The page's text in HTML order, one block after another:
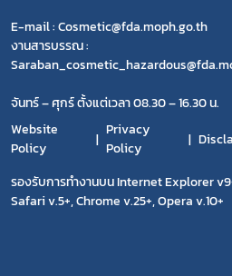
E-mail : Cosmetic@fda.moph.go.th
งานสารบรรณ :
จันทร์ – ศุกร์ ตั้งแต่เวลา 08.30 – 16.30 น.
Website
Policy
Privacy
Policy
รองรับการทำงานบน Internet Explorer
Safari v.5+, Chrome v.25+, Opera v.10+